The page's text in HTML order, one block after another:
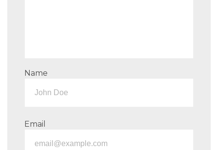
Name
Email